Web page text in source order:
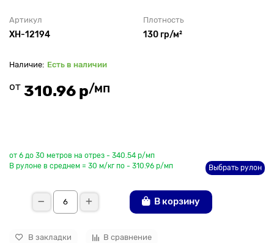
Артикул
XH-12194
Плотность
130 гр/м²
Есть в наличии
от 310.96 р/мп
от 6 до 30 метров на отрез - 340.54 р/мп
В рулоне в среднем = 30 м/кг по - 310.96 р/мп
Выбрать рулон
В корзину
В закладки В сравнение